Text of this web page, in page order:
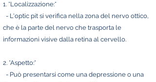
1. *Localizzazione:*
- L'optic pit si verifica nella zona del nervo ottico,
che è la parte del nervo che trasporta le
informazioni visive dalla retina al cervello.
2. *Aspetto:*
- Può presentarsi come una depressione o una